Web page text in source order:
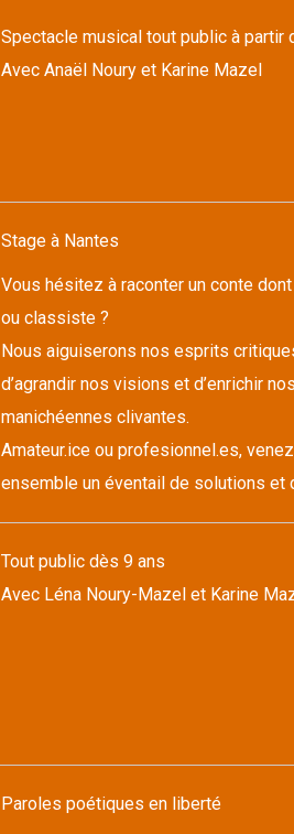
Spectacle musical tout public à partir
Avec Anaël Noury et Karine Mazel
Stage à Nantes
Vous hésitez à raconter un conte
ou classiste ?
Nous aiguiserons nos esprits
d’agrandir nos visions et d’enrichir
manichéennes clivantes.
Amateur.ice ou profesionnel.es,
ensemble un éventail de solutions et
Tout public dès 9 ans
Avec Léna Noury-Mazel et Karine
Paroles poétiques en liberté